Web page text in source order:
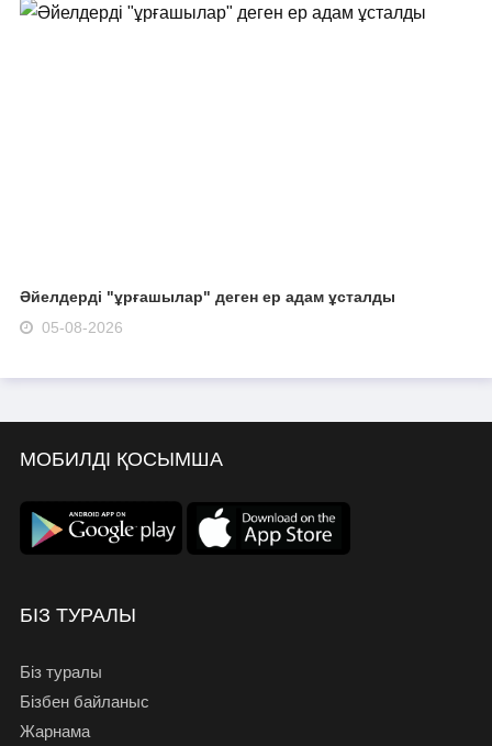
Әйелдерді "ұрғашылар" деген ер адам ұсталды
05-08-2026
МОБИЛДІ ҚОСЫМША
БІЗ ТУРАЛЫ
Біз туралы
Бізбен байланыс
Жарнама